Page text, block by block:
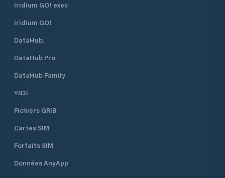
Iridium GO! exec
Iridium GO!
DataHub.
DataHub Pro
DataHub Family
YB3i
Fichiers GRIB
Cartes SIM
Forfaits SIM
Données AnyApp